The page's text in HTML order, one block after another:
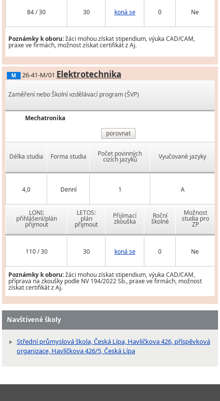
84 / 30 30 koná se 0 Ne
Poznámky k oboru:žáci mohou získat stipendium, výuka CAD/CAM,
praxe ve firmách, možnost získat certifikát z Aj.
M 26-41-M/01 Elektrotechnika
Zaměření nebo Školní vzdělávací program (ŠVP)
Mechatronika
porovnat
Délka studia Forma studia Počet povinných
cizích jazyků Vyučované jazyky
4,0 Denní 1 A
LONI:
přihlášení/plán
přijmout
LETOS:
plán
přijmout
Přijímací
zkouška
Roční
školné
Možnost
studia pro
ZP
110 / 30 30 koná se 0 Ne
Poznámky k oboru:žáci mohou získat stipendium, výuka CAD/CAM,
příprava na zkoušky podle NV 194/2022 Sb., praxe ve firmách, možnost
získat certifikát z Aj.
Navštívené školy
Střední průmyslová škola, Česká Lípa, Havlíčkova 426, příspěvková
organizace, Havlíčkova 426/5, Česká Lípa